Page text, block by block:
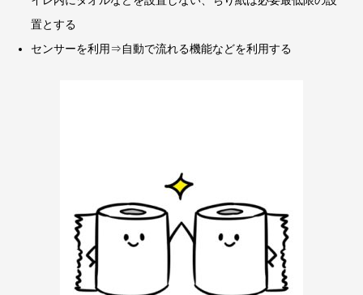
置とする
センサーを利用⇒自動で流れる機能などを利用する